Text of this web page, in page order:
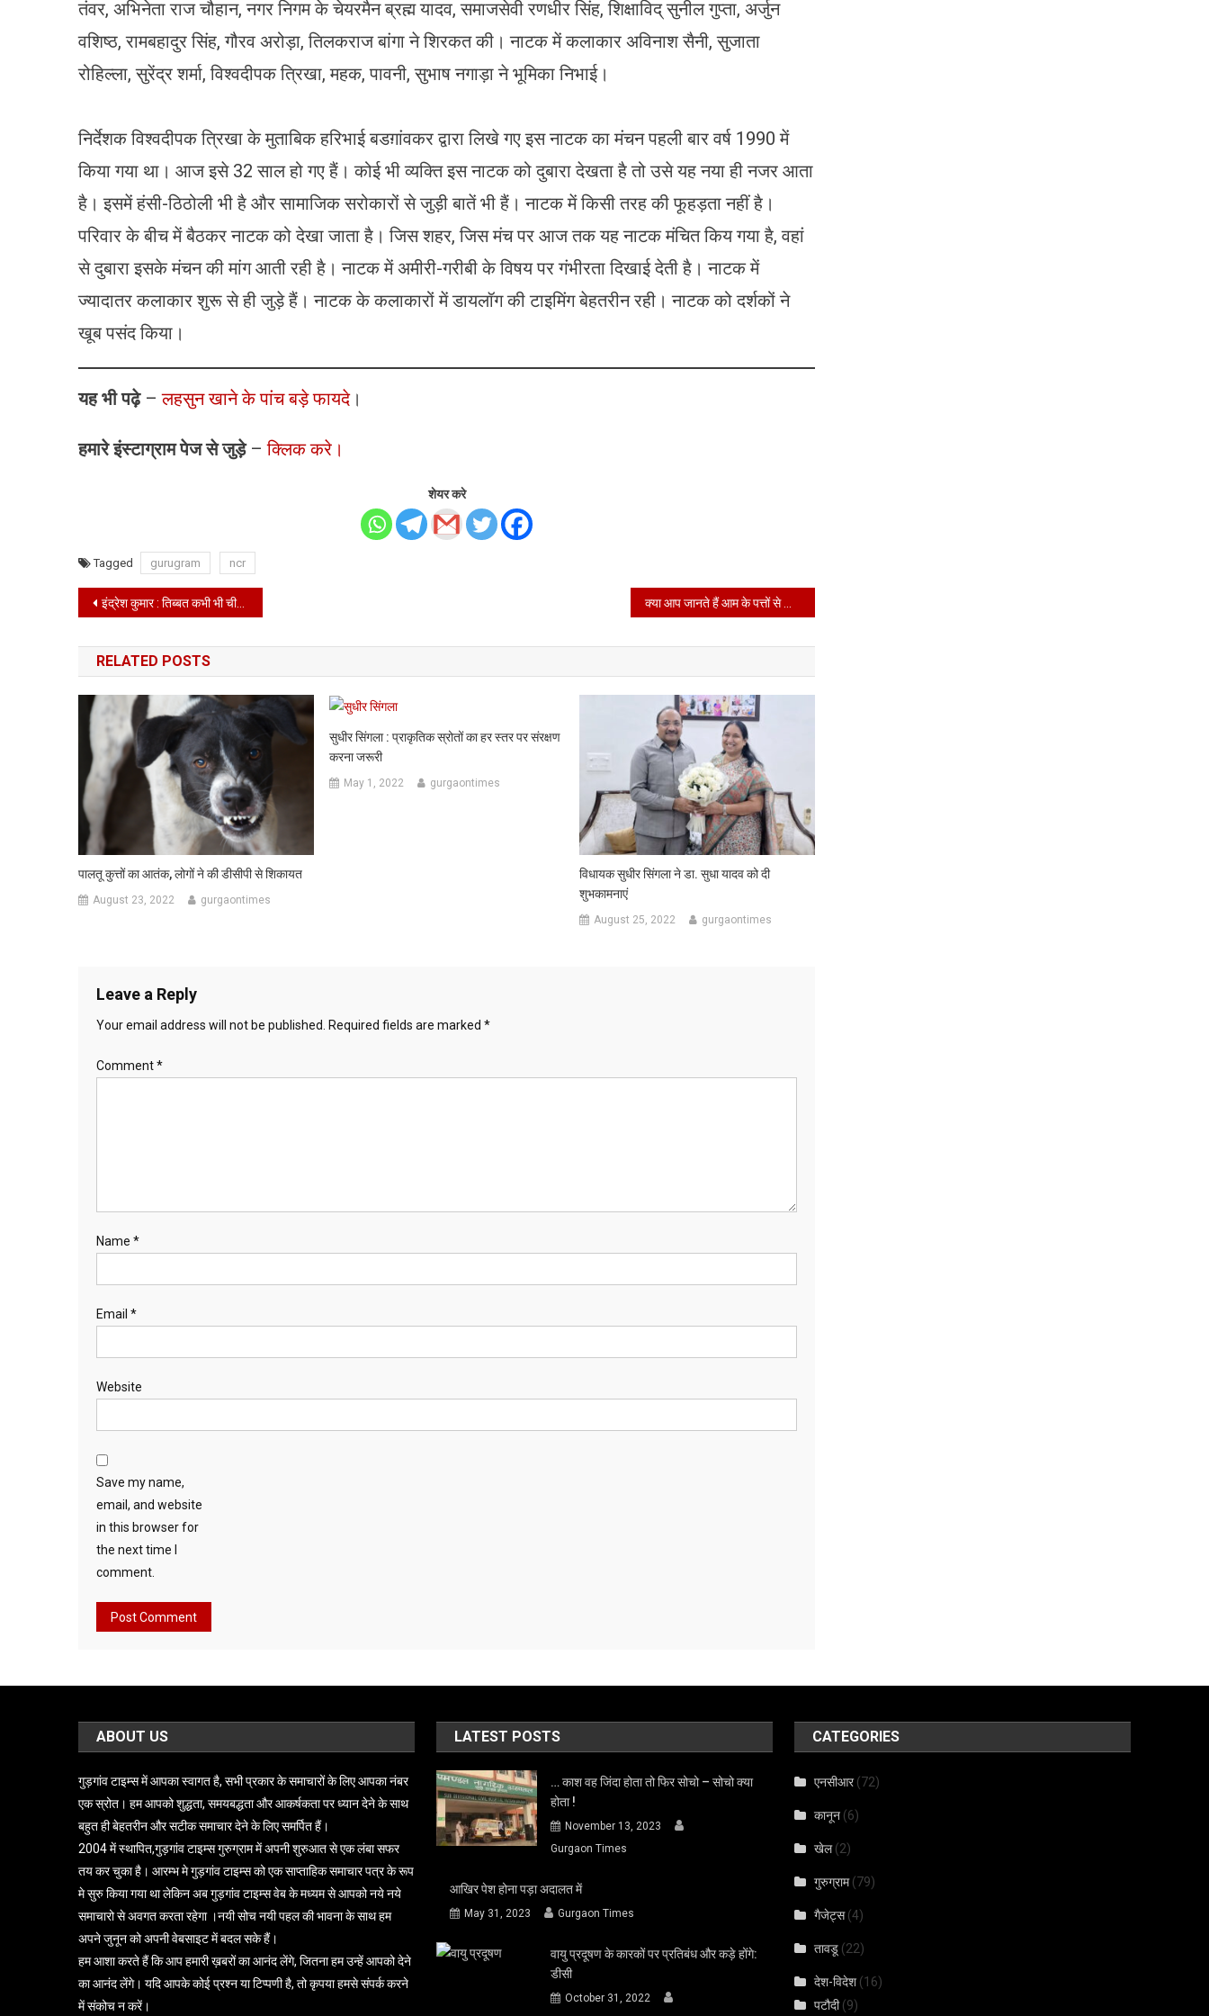
तंवर, अभिनेता राज चौहान, नगर निगम के चेयरमैन ब्रह्म यादव, समाजसेवी रणधीर सिंह, शिक्षाविद् सुनील गुप्ता, अर्जुन
वशिष्ठ, रामबहादुर सिंह, गौरव अरोड़ा, तिलकराज बांगा ने शिरकत की। नाटक में कलाकार अविनाश सैनी, सुजाता
रोहिल्ला, सुरेंद्र शर्मा, विश्वदीपक त्रिखा, महक, पावनी, सुभाष नगाड़ा ने भूमिका निभाई।
निर्देशक विश्वदीपक त्रिखा के मुताबिक हरिभाई बडग़ांवकर द्वारा लिखे गए इस नाटक का मंचन पहली बार वर्ष 1990 में
किया गया था। आज इसे 32 साल हो गए हैं। कोई भी व्यक्ति इस नाटक को दुबारा देखता है तो उसे यह नया ही नजर आता
है। इसमें हंसी-ठिठोली भी है और सामाजिक सरोकारों से जुड़ी बातें भी हैं। नाटक में किसी तरह की फूहड़ता नहीं है।
परिवार के बीच में बैठकर नाटक को देखा जाता है। जिस शहर, जिस मंच पर आज तक यह नाटक मंचित किय गया है, वहां
से दुबारा इसके मंचन की मांग आती रही है। नाटक में अमीरी-गरीबी के विषय पर गंभीरता दिखाई देती है। नाटक में
ज्यादातर कलाकार शुरू से ही जुड़े हैं। नाटक के कलाकारों में डायलॉग की टाइमिंग बेहतरीन रही। नाटक को दर्शकों ने
खूब पसंद किया।
यह भी पढ़े –लहसुन खाने के पांच बड़े फायदे।
हमारे इंस्टाग्राम पेज से जुड़े–क्लिक करे।
शेयर करे
Tagged gurugram ncr
Post
navigation
इंद्रेश कुमार : तिब्बत कभी भी चीन का हिस्सा नहीं था।
RELATED POSTS
पालतू कुत्तों का आतंक, लोगों ने की डीसीपी से शिकायत
August 23, 2022 gurgaontimes
सुधीर सिंगला : प्राकृतिक स्रोतों का हर स्तर पर संरक्षण
करना जरूरी
May 1, 2022 gurgaontimes
विधायक सुधीर सिंगला ने डा. सुधा यादव को दी
शुभकामनाएं
August 25, 2022 gurgaontimes
Leave a Reply
Your email address will not be published. Required fields are marked *
Comment*
Name *
Email *
Website
Save my name,
email, and website
in this browser for
the next time I
comment.
ABOUT US
गुड़गांव टाइम्स में आपका स्वागत है, सभी प्रकार के समाचारों के लिए आपका नंबर
एक स्रोत। हम आपको शुद्धता, समयबद्धता और आकर्षकता पर ध्यान देने के साथ
बहुत ही बेहतरीन और सटीक समाचार देने के लिए समर्पित हैं।
2004 में स्थापित,गुड़गांव टाइम्स गुरुग्राम में अपनी शुरुआत से एक लंबा सफर
तय कर चुका है। आरम्भ मे गुड़गांव टाइम्स को एक साप्ताहिक समाचार पत्र के रूप
मे सुरु किया गया था लेकिन अब गुड़गांव टाइम्स वेब के मध्यम से आपको नये नये
समाचारो से अवगत करता रहेगा ।नयी सोच नयी पहल की भावना के साथ हम
अपने जुनून को अपनी वेबसाइट में बदल सके हैं।
हम आशा करते हैं कि आप हमारी ख़बरों का आनंद लेंगे, जितना हम उन्हें आपको देने
का आनंद लेंगे। यदि आपके कोई प्रश्न या टिप्पणी है, तो कृपया हमसे संपर्क करने
में संकोच न करें।
LATEST POSTS
… काश वह जिंदा होता तो फिर सोचो – सोचो क्या
होता !
November 13, 2023
Gurgaon Times
आखिर पेश होना पड़ा अदालत में
May 31, 2023 Gurgaon Times
वायु प्रदूषण के कारकों पर प्रतिबंध और कड़े होंगे:
डीसी
October 31, 2022
CATEGORIES
एनसीआर(72)
कानून(6)
खेल(2)
गुरुग्राम(79)
गैजेट्स(4)
तावडू(22)
देश-विदेश(16)
पटौदी(9)